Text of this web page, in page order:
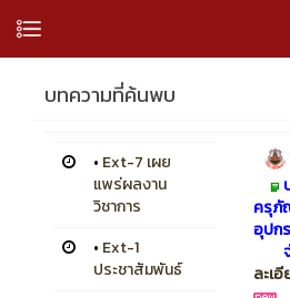
บทความที่ค้นพบ
• Ext-7 เผย
แพร่ผลงาน
วิชาการ
• Ext-1
ประชาสัมพันธ์
ครุภั
อุปก
จำ
ละเ